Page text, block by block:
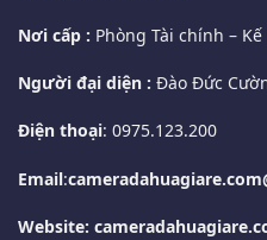
Nơi cấp : Phòng Tài chính –
Người đại diện : Đào Đức
Điện thoại: 0975.123.200
Email:
Website: